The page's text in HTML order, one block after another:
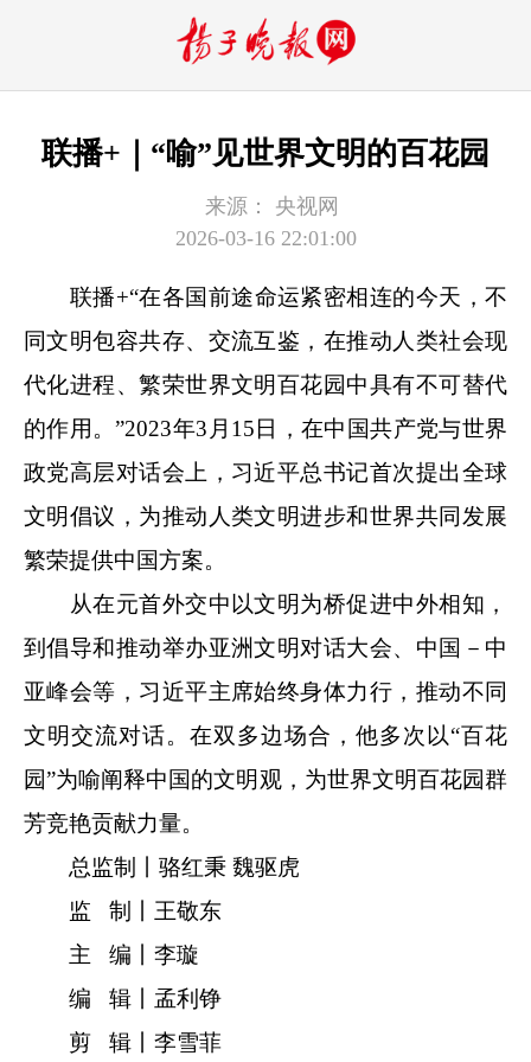
联播+｜“喻”见世界文明的百花园
来源：
央视网
2026-03-16 22:01:00
联播+“在各国前途命运紧密相连的今天，不
同文明包容共存、交流互鉴，在推动人类社会现
代化进程、繁荣世界文明百花园中具有不可替代
的作用。”2023年3月15日，在中国共产党与世界
政党高层对话会上，习近平总书记首次提出全球
文明倡议，为推动人类文明进步和世界共同发展
繁荣提供中国方案。
从在元首外交中以文明为桥促进中外相知，
到倡导和推动举办亚洲文明对话大会、中国－中
亚峰会等，习近平主席始终身体力行，推动不同
文明交流对话。在双多边场合，他多次以“百花
园”为喻阐释中国的文明观，为世界文明百花园群
芳竞艳贡献力量。
总监制丨骆红秉 魏驱虎
监 制丨王敬东
主 编丨李璇
编 辑丨孟利铮
剪 辑丨李雪菲